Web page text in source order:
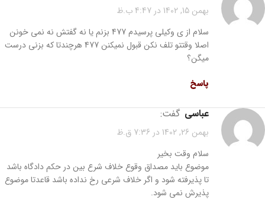
بهمن 15, 1402 در 4:47 ب.ظ
سلام از ی وکیلی پرسیدم 477 بزنم یا نه گفتش نه نمی خونن
اصلا وقتتو تلف نکن قبول نمیکنن 477 هرچندتا که بزنی درست
میگن؟
پاسخ
عباسی گفت:
بهمن 26, 1402 در 7:36 ق.ظ
سلام وقت بخیر
موضوع باید مصداق وقوع خلاف شرع بین در حکم دادگاه باشد
تا پذیرفته شود و اگر خلاف شرعی رخ نداده باشد قاعدتا موضوع
پذیرش نمی شود.